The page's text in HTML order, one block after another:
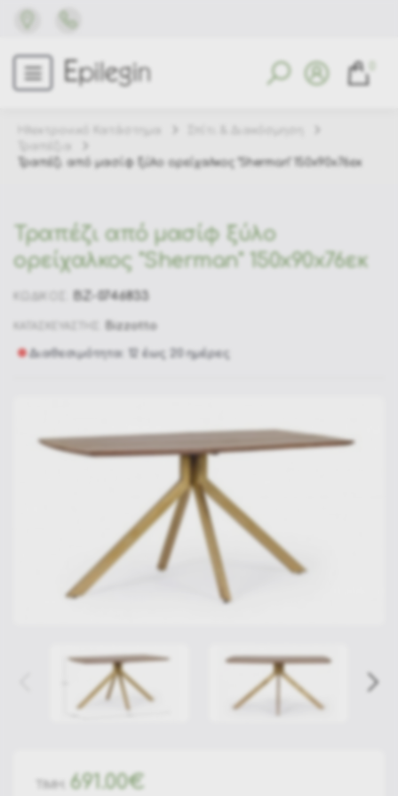
Τραπέζι από μασίφ ξύλο ορείχαλκος "Sherman" 150x90x76εκ
Τραπέζι από μασίφ ξύλο
ορείχαλκος "Sherman" 150x90x76εκ
BZ-0746833
Bizzotto
Διαθεσιμότητα: 12 έως 20 ημέρες
691.00€